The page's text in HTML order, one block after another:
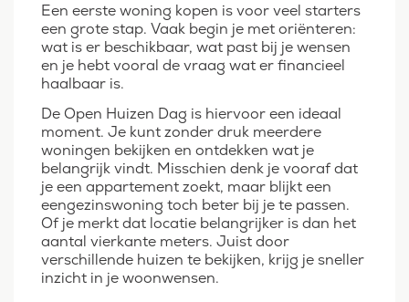
Een eerste woning kopen is voor veel starters
een grote stap. Vaak begin je met oriënteren:
wat is er beschikbaar, wat past bij je wensen
en je hebt vooral de vraag wat er financieel
haalbaar is.
De Open Huizen Dag is hiervoor een ideaal
moment. Je kunt zonder druk meerdere
woningen bekijken en ontdekken wat je
belangrijk vindt. Misschien denk je vooraf dat
je een appartement zoekt, maar blijkt een
eengezinswoning toch beter bij je te passen.
Of je merkt dat locatie belangrijker is dan het
aantal vierkante meters. Juist door
verschillende huizen te bekijken, krijg je sneller
inzicht in je woonwensen.